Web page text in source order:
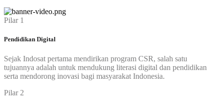
Pilar 1
Pendidikan Digital
Sejak Indosat pertama mendirikan program CSR, salah satu
tujuannya adalah untuk mendukung literasi digital dan pendidikan
serta mendorong inovasi bagi masyarakat Indonesia.
Pilar 2